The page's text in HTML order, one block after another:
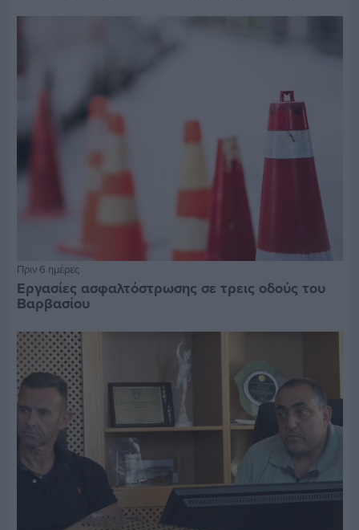
Πριν 6 ημέρες
Εργασίες ασφαλτόστρωσης σε τρεις οδούς του
Βαρβασίου